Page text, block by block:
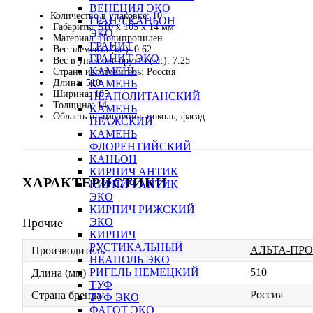
ВЕНЕЦИЯ ЭКО
ГРАНД КАНЬОН
ЭКО
ГРАНИТ
ГРАНИТ ЭКО
КАМЕНЬ
КАМЕНЬ
НЕАПОЛИТАНСКИЙ
КАМЕНЬ
ПРАЖСКИЙ
КАМЕНЬ
ФЛОРЕНТИЙСКИЙ
КАНЬОН
КИРПИЧ АНТИК
КИРПИЧ АНТИК
ЭКО
КИРПИЧ РИЖСКИЙ
ЭКО
КИРПИЧ
РУСТИКАЛЬНЫЙ
НЕАПОЛЬ ЭКО
РИГЕЛЬ НЕМЕЦКИЙ
ТУФ
ТУФ ЭКО
ФАГОТ ЭКО
Количество в упаковке: 10
Габариты: 510 x 105 x 14 мм
Материал: Полипропилен
Вес элемента (кг.): 0.62
Вес в упаковке брутто (кг.): 7.25
Страна изготовитель: Россия
Длина: 510
Ширина: 105
Толщина: 14
Область применения: цоколь, фасад
ХАРАКТЕРИСТИКИ
Прочие
Производитель
АЛЬТА-
Длина (мм)
510
Страна бренда
Россия